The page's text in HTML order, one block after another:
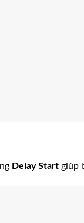
Delay Start giúp